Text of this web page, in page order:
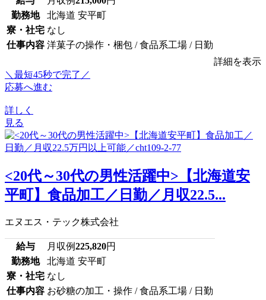
勤務地
北海道 安平町
寮・社宅 なし
仕事内容 洋菓子の操作・梱包 / 食品系工場 / 日勤
詳細を表示
＼最短45秒で完了／
応募へ進む
詳しく
見る
<20代～30代の男性活躍中>【北海道安
平町】食品加工／日勤／月収22.5...
エヌエス・テック株式会社
給与 月収例225,820円
勤務地
北海道 安平町
寮・社宅 なし
仕事内容 お砂糖の加工・操作 / 食品系工場 / 日勤